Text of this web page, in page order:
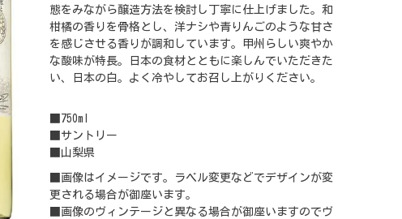
態をみながら醸造方法を検討し丁寧に仕上げました。和
柑橘の香りを骨格とし、洋ナシや青りんごのような甘さ
を感じさせる香りが調和しています。甲州らしい爽やか
な酸味が特長。日本の食材とともに楽しんでいただきた
い、日本の白。よく冷やしてお召し上がりください。
■750ml
■サントリー
■山梨県
■画像はイメージです。ラベル変更などでデザインが変
更される場合が御座います。
■画像のヴィンテージと異なる場合が御座いますのでヴ